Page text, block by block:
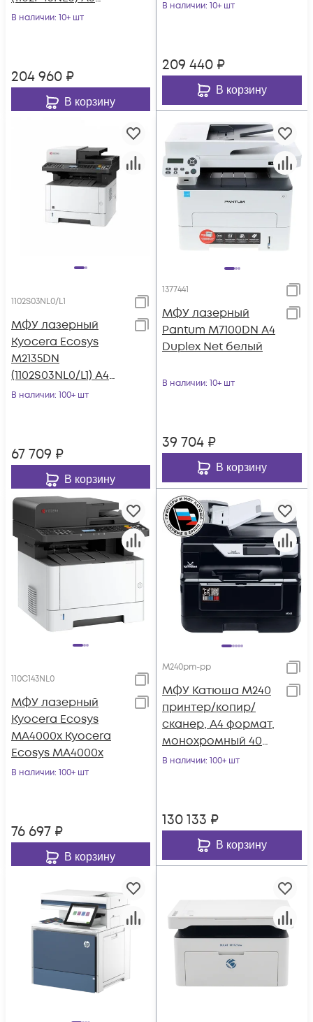
Duplex Net белый
В наличии: 10+ шт
204 960 ₽
В корзину
В наличии: 10+ шт
209 440 ₽
В корзину
1102S03NL0/L1
МФУ лазерный
Kyocera Ecosys
M2135DN
(1102S03NL0/L1) A4
Duplex белый
В наличии: 100+ шт
67 709 ₽
В корзину
1377441
МФУ лазерный
Pantum M7100DN A4
Duplex Net белый
В наличии: 10+ шт
39 704 ₽
В корзину
110C143NL0
МФУ лазерный
Kyocera Ecosys
MA4000x Kyocera
Ecosys MA4000x
В наличии: 100+ шт
76 697 ₽
В корзину
M240pm-pp
МФУ Катюша M240
принтер/копир/
сканер, А4 формат,
монохромный 40
стр/мин, 1200 dpi.
В наличии: 100+ шт
130 133 ₽
В корзину